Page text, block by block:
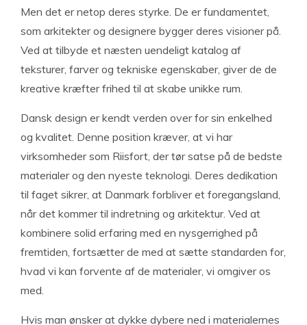
Men det er netop deres styrke. De er fundamentet,
som arkitekter og designere bygger deres visioner på.
Ved at tilbyde et næsten uendeligt katalog af
teksturer, farver og tekniske egenskaber, giver de de
kreative kræfter frihed til at skabe unikke rum.
Dansk design er kendt verden over for sin enkelhed
og kvalitet. Denne position kræver, at vi har
virksomheder som Riisfort, der tør satse på de bedste
materialer og den nyeste teknologi. Deres dedikation
til faget sikrer, at Danmark forbliver et foregangsland,
når det kommer til indretning og arkitektur. Ved at
kombinere solid erfaring med en nysgerrighed på
fremtiden, fortsætter de med at sætte standarden for,
hvad vi kan forvente af de materialer, vi omgiver os
med.
Hvis man ønsker at dykke dybere ned i materialernes